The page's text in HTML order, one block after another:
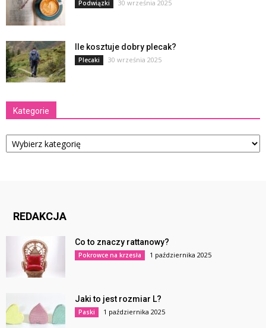
Podwiązki 30 września 2025
Ile kosztuje dobry plecak?
Plecaki 30 września 2025
Kategorie
Kategorie
REDAKCJA
Co to znaczy rattanowy?
Pokrowce na krzesła 1 października 2025
Jaki to jest rozmiar L?
Paski 1 października 2025